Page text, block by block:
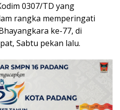
0307/TD yang
rangka memperingati
ke-77, di
Sabtu pekan lalu.